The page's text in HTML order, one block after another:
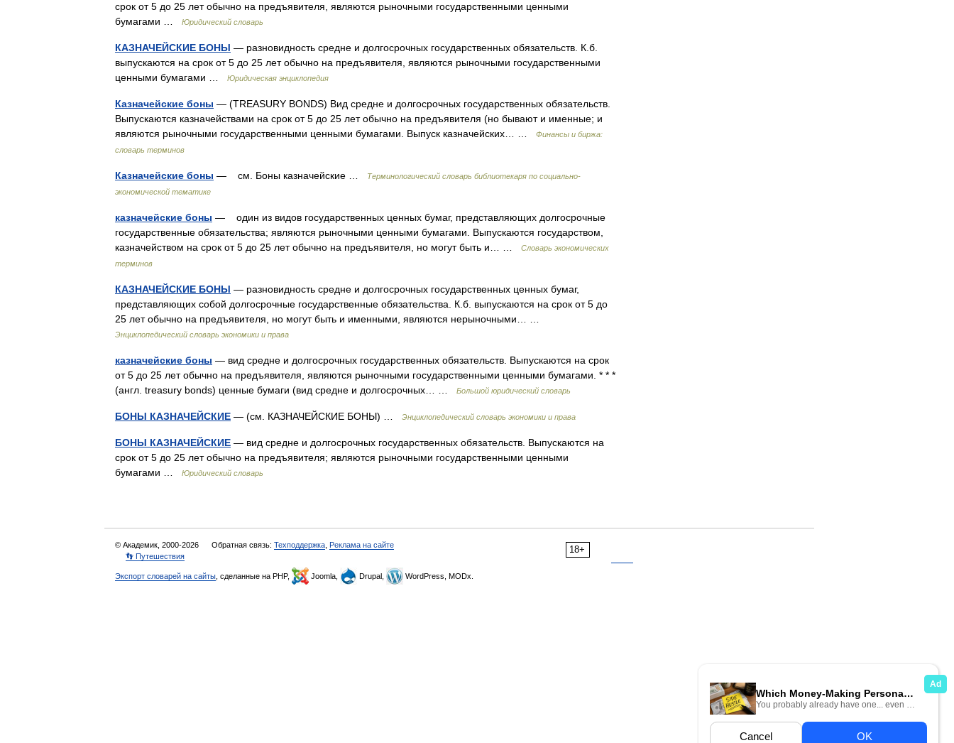
срок от 5 до 25 лет обычно на предъявителя, являются рыночными государственными ценными
бумагами …
Юридический словарь
КАЗНАЧЕЙСКИЕ БОНЫ — разновидность средне и долгосрочных государственных обязательств. К.б.
выпускаются на срок от 5 до 25 лет обычно на предъявителя, являются рыночными государственными
ценными бумагами …
Юридическая энциклопедия
Казначейские боны — (TREASURY BONDS) Вид средне и долгосрочных государственных обязательств.
Выпускаются казначействами на срок от 5 до 25 лет обычно на предъявителя (но бывают и именные; и
являются рыночными государственными ценными бумагами. Выпуск казначейских… …
Финансы и биржа:
словарь терминов
Казначейские боны — см. Боны казначейские …
Терминологический словарь библиотекаря по социально-
экономической тематике
казначейские боны — один из видов государственных ценных бумаг, представляющих долгосрочные
государственные обязательства; являются рыночными ценными бумагами. Выпускаются государством,
казначейством на срок от 5 до 25 лет обычно на предъявителя, но могут быть и… …
Словарь экономических
терминов
КАЗНАЧЕЙСКИЕ БОНЫ — разновидность средне и долгосрочных государственных ценных бумаг,
представляющих собой долгосрочные государственные обязательства. К.б. выпускаются на срок от 5 до
25 лет обычно на предъявителя, но могут быть и именными, являются нерыночными… …
Энциклопедический словарь экономики и права
казначейские боны — вид средне и долгосрочных государственных обязательств. Выпускаются на срок
от 5 до 25 лет обычно на предъявителя, являются рыночными государственными ценными бумагами. * * *
(англ. treasury bonds) ценные бумаги (вид средне и долгосрочных… …
Большой юридический словарь
БОНЫ КАЗНАЧЕЙСКИЕ — (см. КАЗНАЧЕЙСКИЕ БОНЫ) … Энциклопедический словарь экономики и права
БОНЫ КАЗНАЧЕЙСКИЕ — вид средне и долгосрочных государственных обязательств. Выпускаются на
срок от 5 до 25 лет обычно на предъявителя; являются рыночными государственными ценными
бумагами …
Юридический словарь
18+
© Академик, 2000-2026 Обратная связь: Техподдержка Реклама на сайте
👣 Путешествия
Экспорт словарей на сайты , сделанные на PHP, Joomla, Drupal, WordPress, MODx.